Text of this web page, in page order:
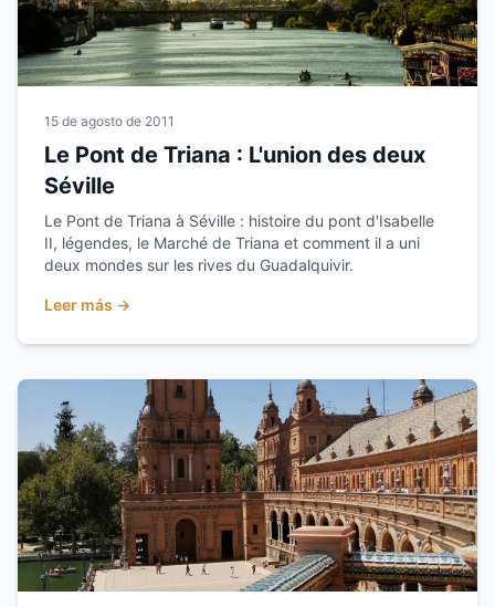
15 de agosto de 2011
Le Pont de Triana : L'union des deux
Séville
Le Pont de Triana à Séville : histoire du pont d'Isabelle
II, légendes, le Marché de Triana et comment il a uni
deux mondes sur les rives du Guadalquivir.
Leer más →